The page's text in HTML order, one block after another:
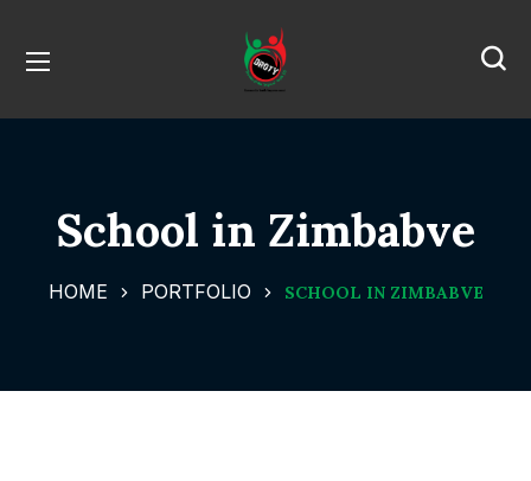
School in Zimbabve
HOME PORTFOLIO SCHOOL IN ZIMBABVE